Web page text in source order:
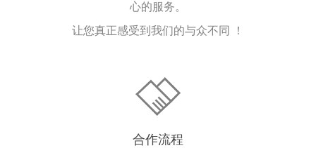
心的服务。
让您真正感受到我们的与众不同 ！
合作流程